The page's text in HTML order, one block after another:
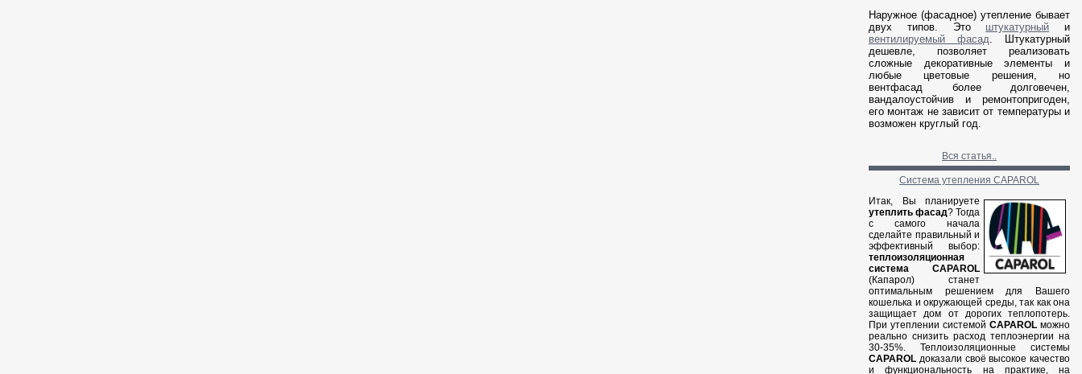
Наружное (фасадное) утепление бывает
двух типов. Это штукатурный и
вентилируемый фасад. Штукатурный
дешевле, позволяет реализовать
сложные декоративные элементы и
любые цветовые решения, но
вентфасад более долговечен,
вандалоустойчив и ремонтопригоден,
его монтаж не зависит от температуры и
возможен круглый год.
Вся статья..
Система утепления CAPAROL
Итак, Вы планируете
утеплить фасад? Тогда
с самого начала
сделайте правильный и
эффективный выбор:
теплоизоляционная
система CAPAROL
(Капарол) станет
оптимальным решением для Вашего
кошелька и окружающей среды, так как она
защищает дом от дорогих теплопотерь.
При утеплении системой CAPAROL можно
реально снизить расход теплоэнергии на
30-35%. Теплоизоляционные системы
CAPAROL доказали своё высокое качество
и функциональность на практике, на